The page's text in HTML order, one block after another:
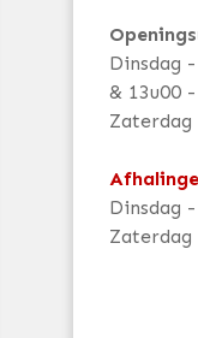
Dinsdag
& 13u00
Zaterdag
Dinsdag
Zaterdag